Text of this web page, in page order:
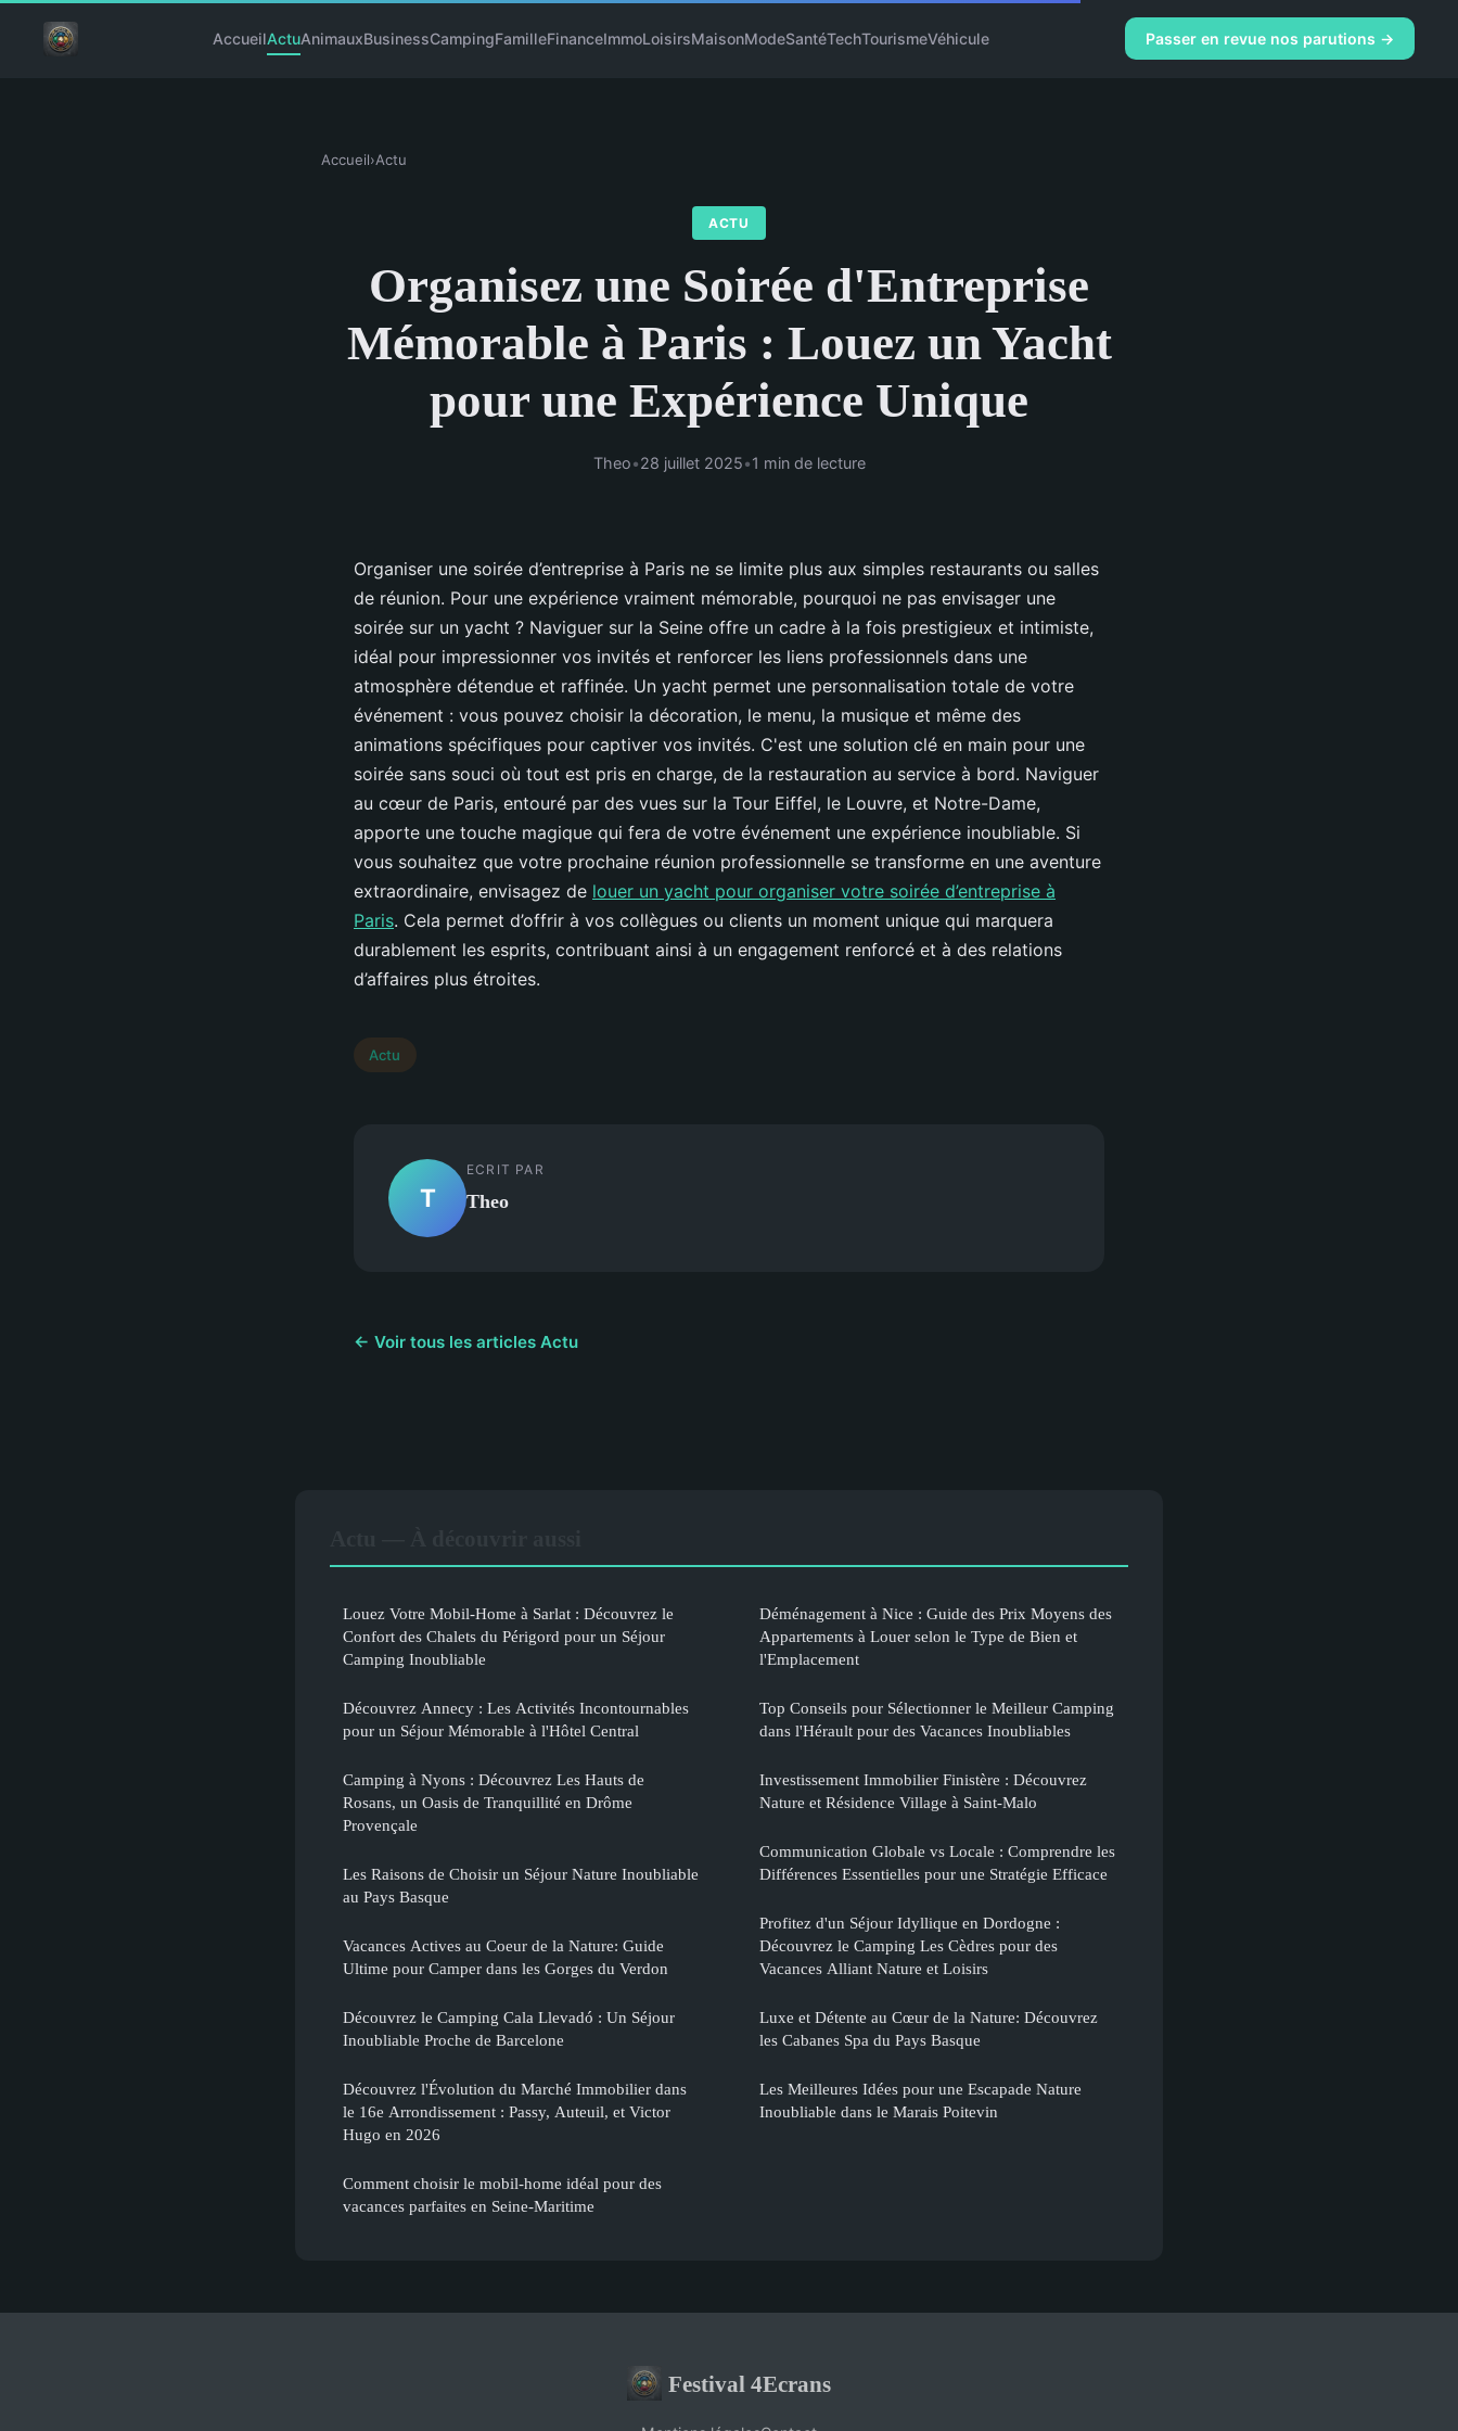
AccueilActuAnimauxBusinessCampingFamilleFinanceImmoLoisirsMaisonModeSantéTechTourismeVéhicule Passer en revue nos parutions →
Accueil›Actu
ACTU
Organisez une Soirée d'Entreprise
Mémorable à Paris : Louez un Yacht
pour une Expérience Unique
Theo•28 juillet 2025•1 min de lecture
Organiser une soirée d’entreprise à Paris ne se limite plus aux simples restaurants ou salles
de réunion. Pour une expérience vraiment mémorable, pourquoi ne pas envisager une
soirée sur un yacht ? Naviguer sur la Seine offre un cadre à la fois prestigieux et intimiste,
idéal pour impressionner vos invités et renforcer les liens professionnels dans une
atmosphère détendue et raffinée. Un yacht permet une personnalisation totale de votre
événement : vous pouvez choisir la décoration, le menu, la musique et même des
animations spécifiques pour captiver vos invités. C'est une solution clé en main pour une
soirée sans souci où tout est pris en charge, de la restauration au service à bord. Naviguer
au cœur de Paris, entouré par des vues sur la Tour Eiffel, le Louvre, et Notre-Dame,
apporte une touche magique qui fera de votre événement une expérience inoubliable. Si
vous souhaitez que votre prochaine réunion professionnelle se transforme en une aventure
extraordinaire, envisagez de louer un yacht pour organiser votre soirée d’entreprise à
Paris. Cela permet d’offrir à vos collègues ou clients un moment unique qui marquera
durablement les esprits, contribuant ainsi à un engagement renforcé et à des relations
d’affaires plus étroites.
Actu
T
ECRIT PAR
Theo
← Voir tous les articles Actu
Louez Votre Mobil-Home à Sarlat : Découvrez le
Confort des Chalets du Périgord pour un Séjour
Camping Inoubliable
Découvrez Annecy : Les Activités Incontournables
pour un Séjour Mémorable à l'Hôtel Central
Camping à Nyons : Découvrez Les Hauts de
Rosans, un Oasis de Tranquillité en Drôme
Provençale
Les Raisons de Choisir un Séjour Nature Inoubliable
au Pays Basque
Vacances Actives au Coeur de la Nature: Guide
Ultime pour Camper dans les Gorges du Verdon
Découvrez le Camping Cala Llevadó : Un Séjour
Inoubliable Proche de Barcelone
Découvrez l'Évolution du Marché Immobilier dans
le 16e Arrondissement : Passy, Auteuil, et Victor
Hugo en 2026
Comment choisir le mobil-home idéal pour des
vacances parfaites en Seine-Maritime
Déménagement à Nice : Guide des Prix Moyens des
Appartements à Louer selon le Type de Bien et
l'Emplacement
Top Conseils pour Sélectionner le Meilleur Camping
dans l'Hérault pour des Vacances Inoubliables
Investissement Immobilier Finistère : Découvrez
Nature et Résidence Village à Saint-Malo
Communication Globale vs Locale : Comprendre les
Différences Essentielles pour une Stratégie Efficace
Profitez d'un Séjour Idyllique en Dordogne :
Découvrez le Camping Les Cèdres pour des
Vacances Alliant Nature et Loisirs
Luxe et Détente au Cœur de la Nature: Découvrez
les Cabanes Spa du Pays Basque
Les Meilleures Idées pour une Escapade Nature
Inoubliable dans le Marais Poitevin
Festival 4Ecrans